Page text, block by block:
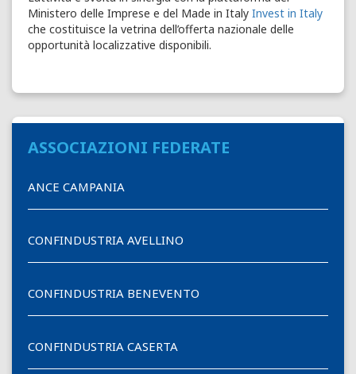
Ministero delle Imprese e del Made in Italy Invest in Italy
che costituisce la vetrina dell’offerta nazionale delle
opportunità localizzative disponibili.
ASSOCIAZIONI FEDERATE
ANCE CAMPANIA
CONFINDUSTRIA AVELLINO
CONFINDUSTRIA BENEVENTO
CONFINDUSTRIA CASERTA